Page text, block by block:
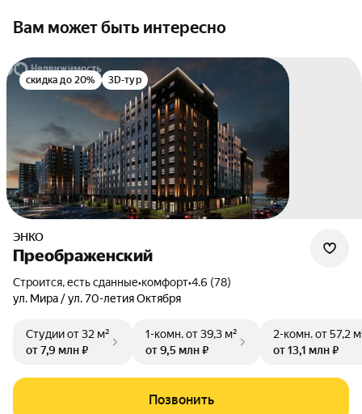
Вам может быть интересно
скидка до 20% 3D-тур
ЭНКО
Преображенский
Строится, есть сданные•комфорт•4.6 (78)
ул. Мира / ул. 70-летия Октября
Студииот 32 м²
от 7,9 млн ₽
1-комн.от 39,3 м²
от 9,5 млн ₽
2-комн.от 57,2
от 13,1 млн ₽
Позвонить